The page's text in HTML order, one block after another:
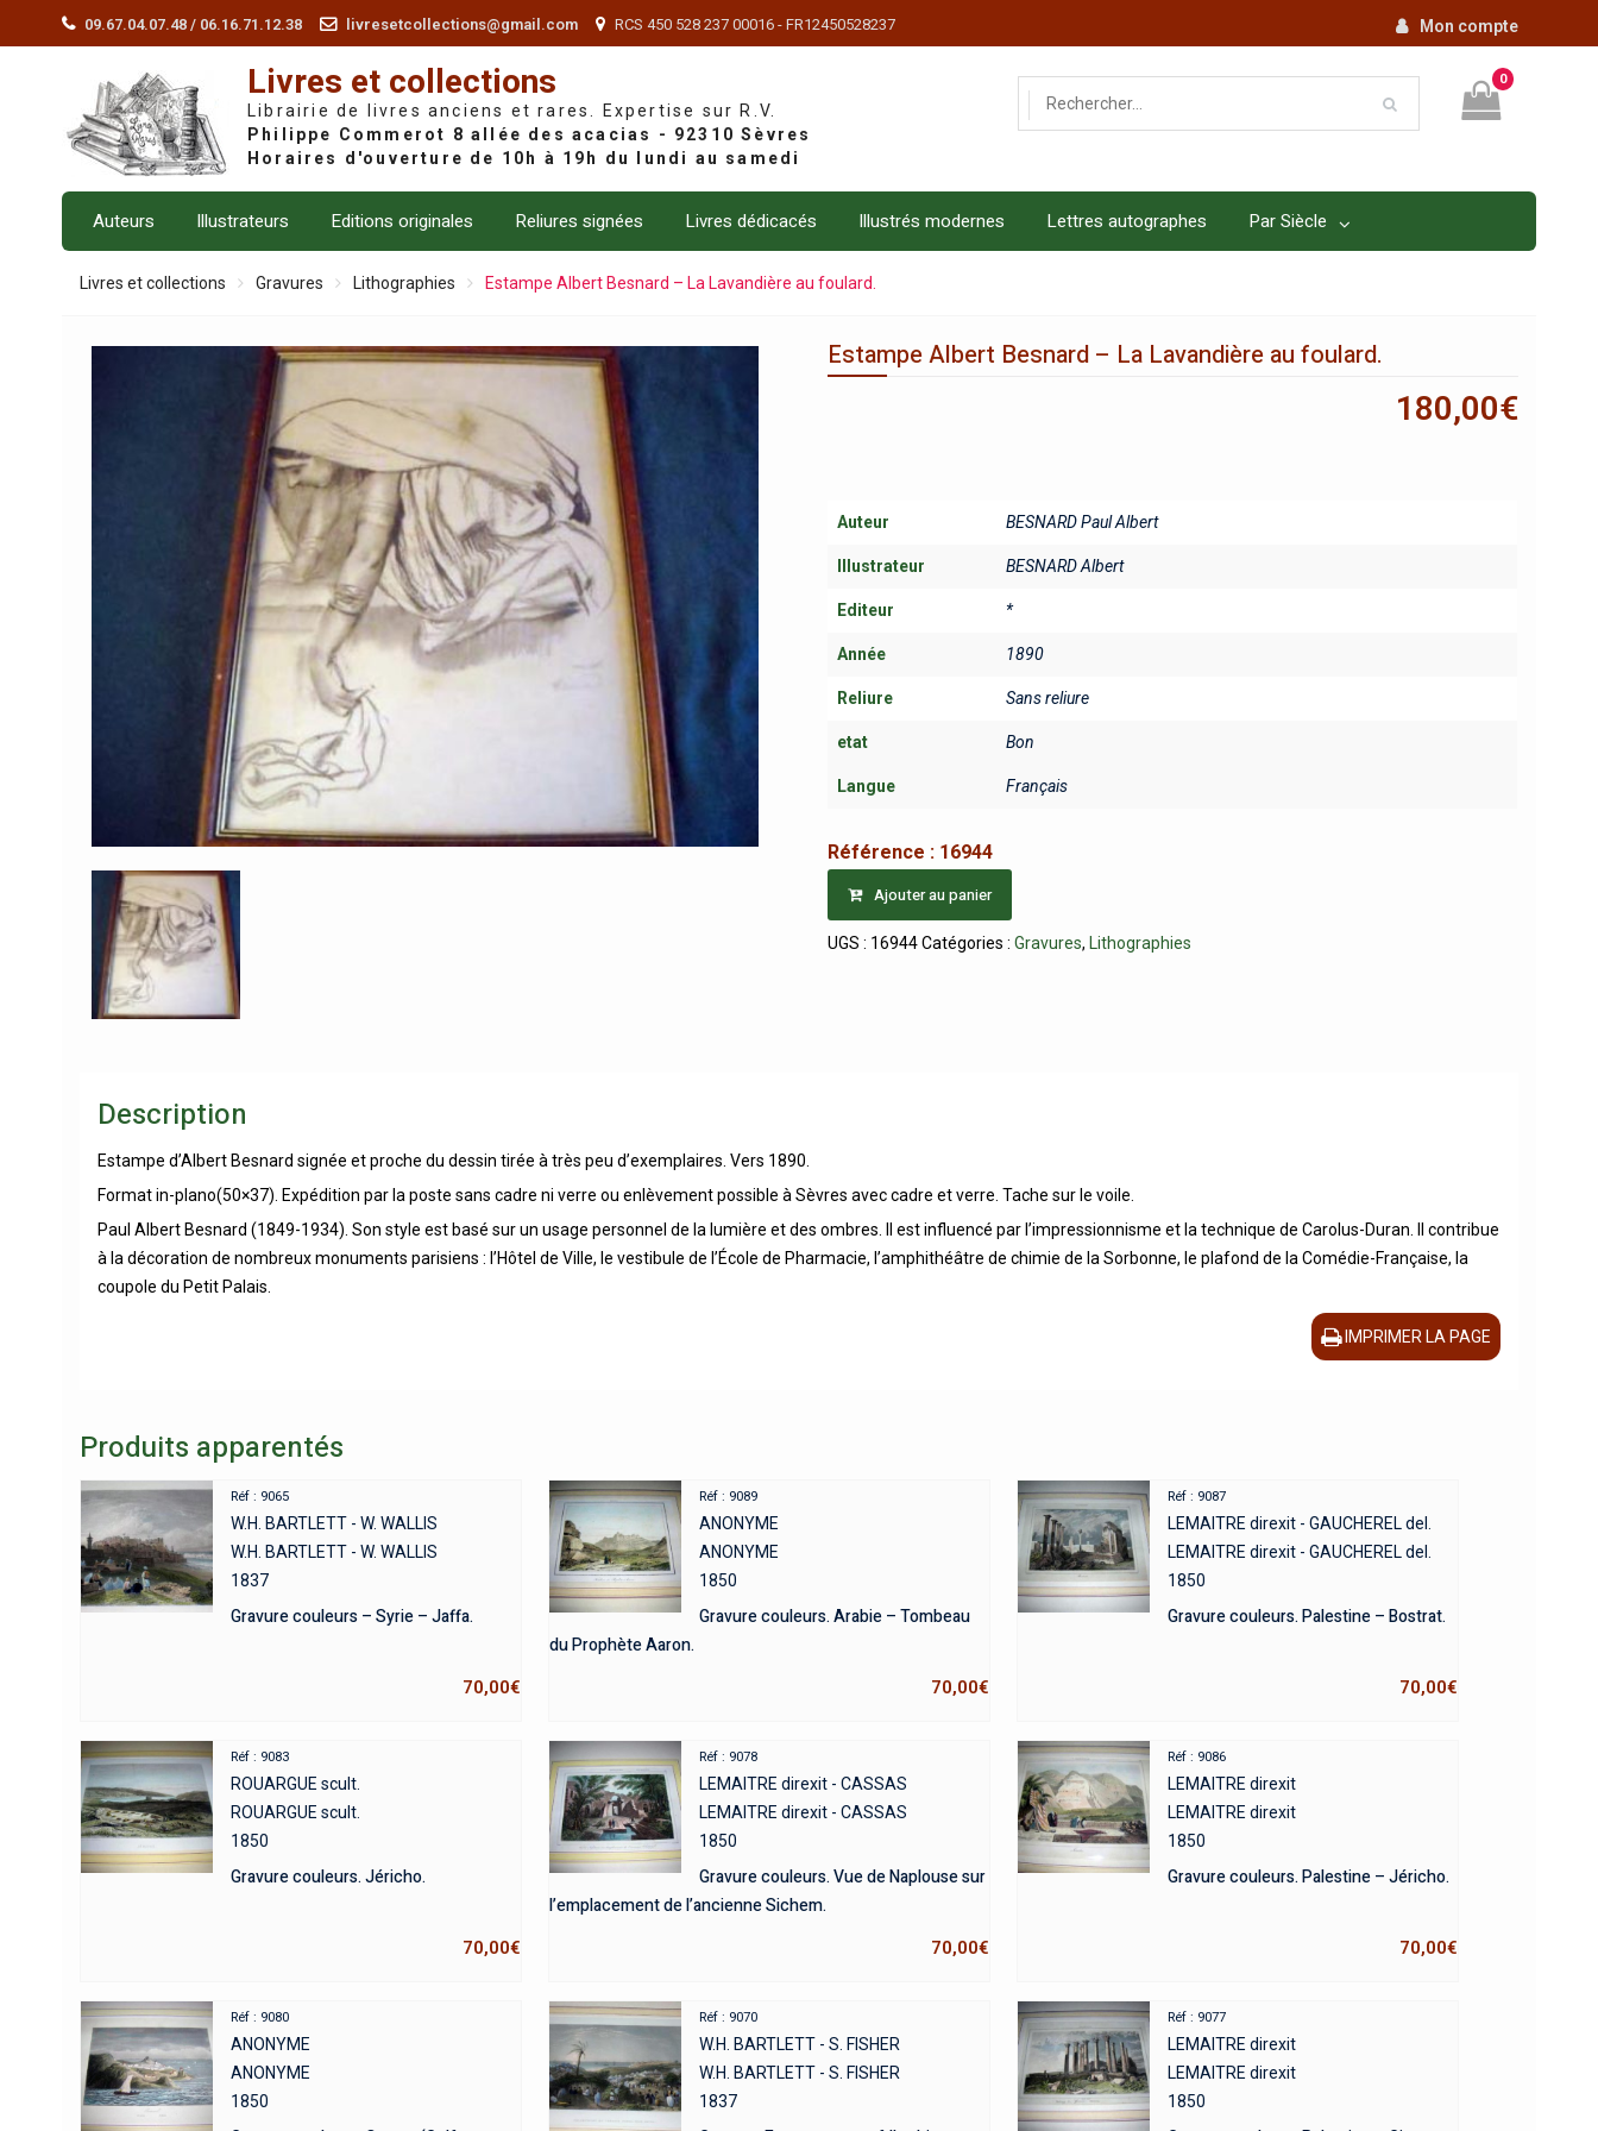
09.67.04.07.48 / 06.16.71.12.38 livresetcollections@gmail.com RCS 450 528 237 00016 - FR12450528237 Mon compte
Livres et collections
Librairie de livres anciens et rares. Expertise sur R.V.
0
Auteurs Illustrateurs Editions originales Reliures signées Livres dédicacés Illustrés modernes Lettres autographes Par Siècle
Livres et collections Gravures Lithographies Estampe Albert Besnard – La Lavandière au foulard.
Estampe Albert Besnard – La Lavandière au foulard.
180,00€
Auteur BESNARD Paul Albert
Illustrateur BESNARD Albert
Editeur *
Année 1890
Reliure Sans reliure
etat Bon
Langue Français
Référence : 16944
Ajouter au panier
UGS : 16944 Catégories :Gravures, Lithographies
Description
Estampe d’Albert Besnard signée et proche du dessin tirée à très peu d’exemplaires. Vers 1890.
Format in-plano(50×37). Expédition par la poste sans cadre ni verre ou enlèvement possible à Sèvres avec cadre et verre. Tache sur le voile.
Paul Albert Besnard (1849-1934). Son style est basé sur un usage personnel de la lumière et des ombres. Il est influencé par l’impressionnisme et la technique de Carolus-Duran. Il contribue
à la décoration de nombreux monuments parisiens : l’Hôtel de Ville, le vestibule de l’École de Pharmacie, l’amphithéâtre de chimie de la Sorbonne, le plafond de la Comédie-Française, la
coupole du Petit Palais.
IMPRIMER LA PAGE
Produits apparentés
Réf : 9065
W.H. BARTLETT - W. WALLIS
W.H. BARTLETT - W. WALLIS
1837
Gravure couleurs – Syrie – Jaffa.
70,00€
Réf : 9089
ANONYME
ANONYME
1850
Gravure couleurs. Arabie – Tombeau
du Prophète Aaron.
70,00€
Réf : 9087
LEMAITRE direxit - GAUCHEREL del.
LEMAITRE direxit - GAUCHEREL del.
1850
Gravure couleurs. Palestine – Bostrat.
70,00€
Réf : 9083
ROUARGUE scult.
ROUARGUE scult.
1850
Gravure couleurs. Jéricho.
70,00€
Réf : 9078
LEMAITRE direxit - CASSAS
LEMAITRE direxit - CASSAS
1850
Gravure couleurs. Vue de Naplouse sur
l’emplacement de l’ancienne Sichem.
70,00€
Réf : 9086
LEMAITRE direxit
LEMAITRE direxit
1850
Gravure couleurs. Palestine – Jéricho.
70,00€
Réf : 9080
ANONYME
ANONYME
1850
Réf : 9070
W.H. BARTLETT - S. FISHER
W.H. BARTLETT - S. FISHER
1837
Réf : 9077
LEMAITRE direxit
LEMAITRE direxit
1850